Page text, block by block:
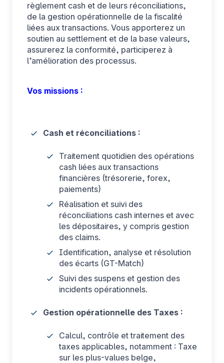
règlement cash et de leurs réconciliations,
de la gestion opérationnelle de la fiscalité
liées aux transactions. Vous apporterez un
soutien au settlement et de la base valeurs,
assurerez la conformité, participerez à
l’amélioration des processus.
Vos missions :
Cash et réconciliations :
Traitement quotidien des opérations
cash liées aux transactions
financières (trésorerie, forex,
paiements)
Réalisation et suivi des
réconciliations cash internes et avec
les dépositaires, y compris gestion
des claims.
Identification, analyse et résolution
des écarts (GT-Match)
Suivi des suspens et gestion des
incidents opérationnels.
Gestion opérationnelle des Taxes :
Calcul, contrôle et traitement des
taxes applicables, notamment : Taxe
sur les plus-values belge,